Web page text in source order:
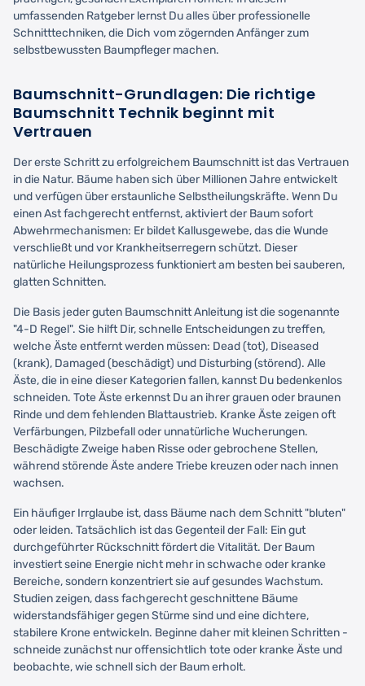
umfassenden Ratgeber lernst Du alles über professionelle
Schnitttechniken, die Dich vom zögernden Anfänger zum
selbstbewussten Baumpfleger machen.
Baumschnitt-Grundlagen: Die richtige
Baumschnitt Technik beginnt mit
Vertrauen
Der erste Schritt zu erfolgreichem Baumschnitt ist das Vertrauen
in die Natur. Bäume haben sich über Millionen Jahre entwickelt
und verfügen über erstaunliche Selbstheilungskräfte. Wenn Du
einen Ast fachgerecht entfernst, aktiviert der Baum sofort
Abwehrmechanismen: Er bildet Kallusgewebe, das die Wunde
verschließt und vor Krankheitserregern schützt. Dieser
natürliche Heilungsprozess funktioniert am besten bei sauberen,
glatten Schnitten.
Die Basis jeder guten Baumschnitt Anleitung ist die sogenannte
"4-D Regel". Sie hilft Dir, schnelle Entscheidungen zu treffen,
welche Äste entfernt werden müssen: Dead (tot), Diseased
(krank), Damaged (beschädigt) und Disturbing (störend). Alle
Äste, die in eine dieser Kategorien fallen, kannst Du bedenkenlos
schneiden. Tote Äste erkennst Du an ihrer grauen oder braunen
Rinde und dem fehlenden Blattaustrieb. Kranke Äste zeigen oft
Verfärbungen, Pilzbefall oder unnatürliche Wucherungen.
Beschädigte Zweige haben Risse oder gebrochene Stellen,
während störende Äste andere Triebe kreuzen oder nach innen
wachsen.
Ein häufiger Irrglaube ist, dass Bäume nach dem Schnitt "bluten"
oder leiden. Tatsächlich ist das Gegenteil der Fall: Ein gut
durchgeführter Rückschnitt fördert die Vitalität. Der Baum
investiert seine Energie nicht mehr in schwache oder kranke
Bereiche, sondern konzentriert sie auf gesundes Wachstum.
Studien zeigen, dass fachgerecht geschnittene Bäume
widerstandsfähiger gegen Stürme sind und eine dichtere,
stabilere Krone entwickeln. Beginne daher mit kleinen Schritten -
schneide zunächst nur offensichtlich tote oder kranke Äste und
beobachte, wie schnell sich der Baum erholt.